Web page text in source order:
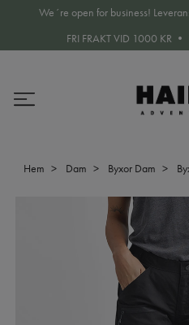
We´re open for business!
FRI FRAKT VID 1000 KR •
Hem Dam Byxor Dam